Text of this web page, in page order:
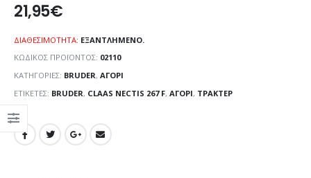
21,95€
ΔΙΑΘΕΣΙΜΌΤΗΤΑ: ΕΞΑΝΤΛΗΜΈΝΟ.
ΚΩΔΙΚΌΣ ΠΡΟΪΌΝΤΟΣ: 02110
ΚΑΤΗΓΟΡΊΕΣ: BRUDER, ΑΓΌΡΙ
ΕΤΙΚΈΤΕΣ: BRUDER, CLAAS NECTIS 267 F, ΑΓΌΡΙ, ΤΡΑΚΤΈΡ